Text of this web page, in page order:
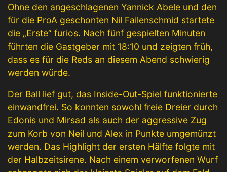
Ohne den angeschlagenen Yannick Abele und den
für die ProA geschonten Nil Failenschmid startete
die „Erste“ furios. Nach fünf gespielten Minuten
führten die Gastgeber mit 18:10 und zeigten früh,
dass es für die Reds an diesem Abend schwierig
werden würde.
Der Ball lief gut, das Inside-Out-Spiel funktionierte
einwandfrei. So konnten sowohl freie Dreier durch
Edonis und Mirsad als auch der aggressive Zug
zum Korb von Neil und Alex in Punkte umgemünzt
werden. Das Highlight der ersten Hälfte folgte mit
der Halbzeitsirene. Nach einem verworfenen Wurf